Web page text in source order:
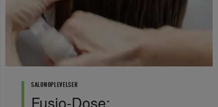
isododecane
dimethicone
vp/va copolymer
magnesium sulfate
phenoxyethanol
chlorphenesin
SALONOPLEVELSER
Fusio-Dose: